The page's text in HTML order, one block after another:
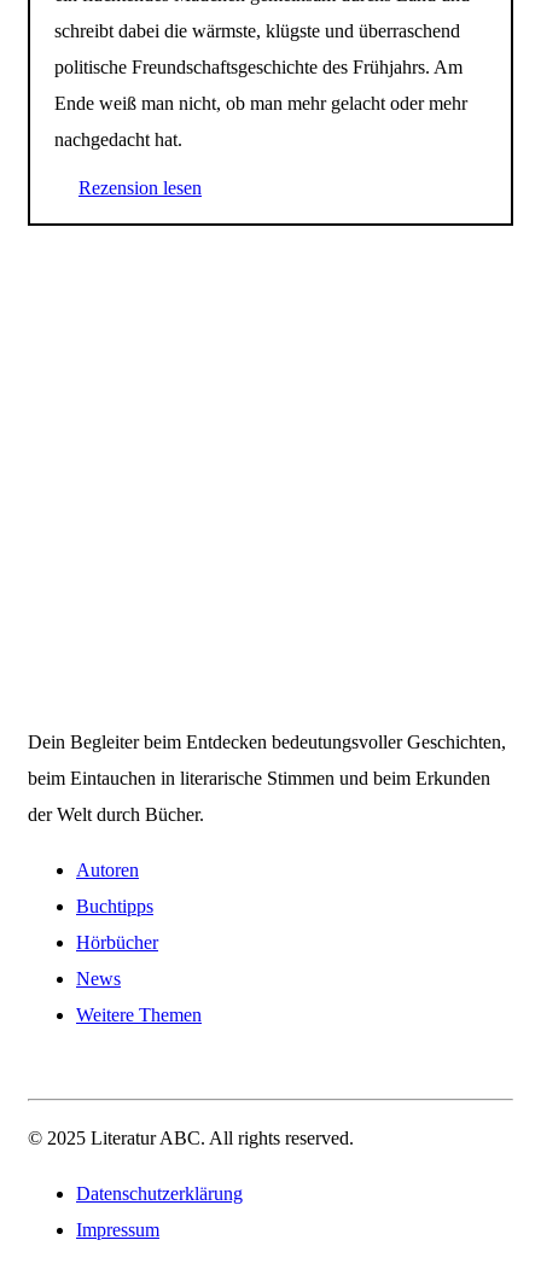
schreibt dabei die wärmste, klügste und überraschend
politische Freundschaftsgeschichte des Frühjahrs. Am
Ende weiß man nicht, ob man mehr gelacht oder mehr
nachgedacht hat.
Rezension lesen
Dein Begleiter beim Entdecken bedeutungsvoller Geschichten,
beim Eintauchen in literarische Stimmen und beim Erkunden
der Welt durch Bücher.
Autoren
Buchtipps
Hörbücher
News
Weitere Themen
© 2025 Literatur ABC. All rights reserved.
Datenschutzerklärung
Impressum